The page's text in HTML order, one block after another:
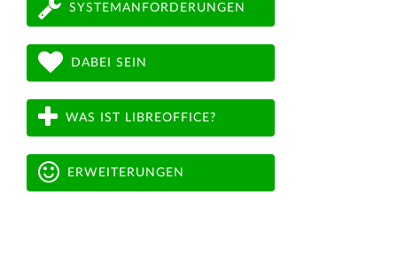
SYSTEMANFORDERUNGEN
DABEI SEIN
WAS IST LIBREOFFICE?
ERWEITERUNGEN